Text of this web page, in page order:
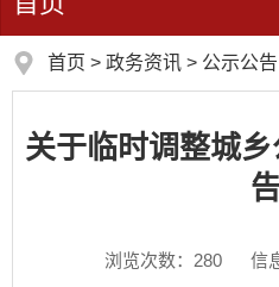
首页 > 政务资讯 > 公示公告
关于临时调整城
浏览次数： 280
信